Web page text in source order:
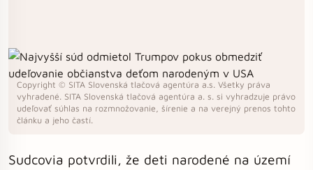
Copyright © SITA Slovenská tlačová agentúra a.s. Všetky práva
vyhradené. SITA Slovenská tlačová agentúra a. s. si vyhradzuje právo
udeľovať súhlas na rozmnožovanie, šírenie a na verejný prenos tohto
článku a jeho častí.
Sudcovia potvrdili, že deti narodené na území